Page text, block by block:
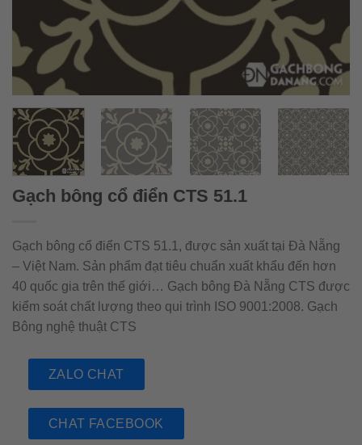
Gạch bông cổ điển CTS 51.1
Gạch bông cổ điển CTS 51.1, được sản xuất tại Đà Nẵng
– Việt Nam. Sản phẩm đạt tiêu chuẩn xuất khẩu đến hơn
40 quốc gia trên thế giới… Gạch bông Đà Nẵng CTS được
kiểm soát chất lượng theo qui trình ISO 9001:2008. Gạch
Bông nghệ thuật CTS
ZALO CHAT
CHAT FACEBOOK